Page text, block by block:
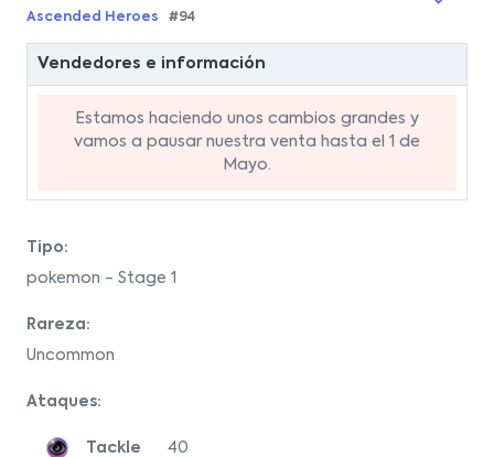
Ascended Heroes #94
Vendedores e información
Estamos haciendo unos cambios grandes y
vamos a pausar nuestra venta hasta el 1 de
Mayo.
Tipo:
pokemon - Stage 1
Rareza:
Uncommon
Ataques:
Tackle 40